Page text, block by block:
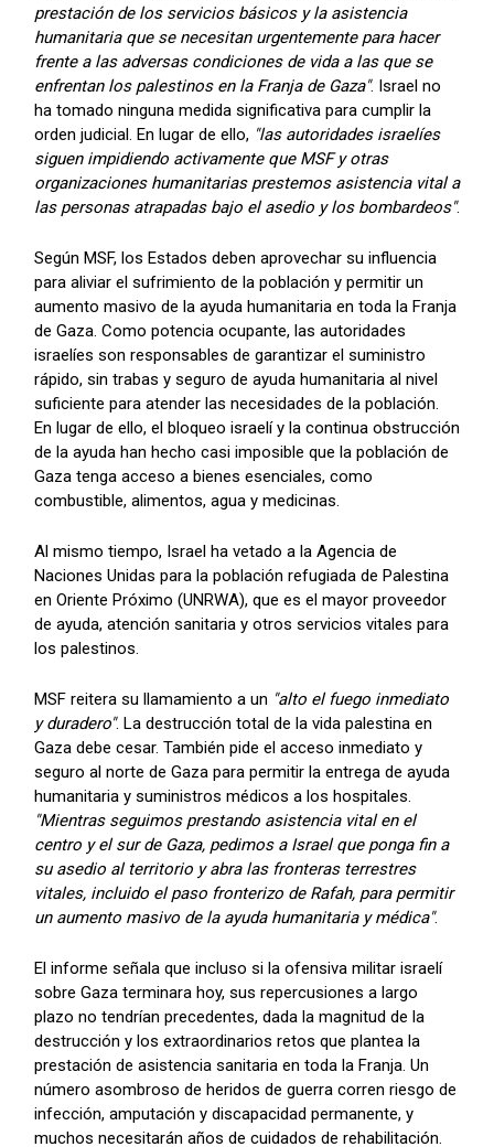
prestación de los servicios básicos y la asistencia
humanitaria que se necesitan urgentemente para hacer
frente a las adversas condiciones de vida a las que se
enfrentan los palestinos en la Franja de Gaza". Israel no
ha tomado ninguna medida significativa para cumplir la
orden judicial. En lugar de ello, "las autoridades israelíes
siguen impidiendo activamente que MSF y otras
organizaciones humanitarias prestemos asistencia vital a
las personas atrapadas bajo el asedio y los bombardeos".
Según MSF, los Estados deben aprovechar su influencia
para aliviar el sufrimiento de la población y permitir un
aumento masivo de la ayuda humanitaria en toda la Franja
de Gaza. Como potencia ocupante, las autoridades
israelíes son responsables de garantizar el suministro
rápido, sin trabas y seguro de ayuda humanitaria al nivel
suficiente para atender las necesidades de la población.
En lugar de ello, el bloqueo israelí y la continua obstrucción
de la ayuda han hecho casi imposible que la población de
Gaza tenga acceso a bienes esenciales, como
combustible, alimentos, agua y medicinas.
Al mismo tiempo, Israel ha vetado a la Agencia de
Naciones Unidas para la población refugiada de Palestina
en Oriente Próximo (UNRWA), que es el mayor proveedor
de ayuda, atención sanitaria y otros servicios vitales para
los palestinos.
MSF reitera su llamamiento a un "alto el fuego inmediato
y duradero". La destrucción total de la vida palestina en
Gaza debe cesar. También pide el acceso inmediato y
seguro al norte de Gaza para permitir la entrega de ayuda
humanitaria y suministros médicos a los hospitales.
"Mientras seguimos prestando asistencia vital en el
centro y el sur de Gaza, pedimos a Israel que ponga fin a
su asedio al territorio y abra las fronteras terrestres
vitales, incluido el paso fronterizo de Rafah, para permitir
un aumento masivo de la ayuda humanitaria y médica".
El informe señala que incluso si la ofensiva militar israelí
sobre Gaza terminara hoy, sus repercusiones a largo
plazo no tendrían precedentes, dada la magnitud de la
destrucción y los extraordinarios retos que plantea la
prestación de asistencia sanitaria en toda la Franja. Un
número asombroso de heridos de guerra corren riesgo de
infección, amputación y discapacidad permanente, y
muchos necesitarán años de cuidados de rehabilitación.